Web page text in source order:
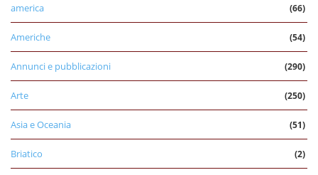
america (66)
Americhe (54)
Annunci e pubblicazioni (290)
Arte (250)
Asia e Oceania (51)
Briatico (2)